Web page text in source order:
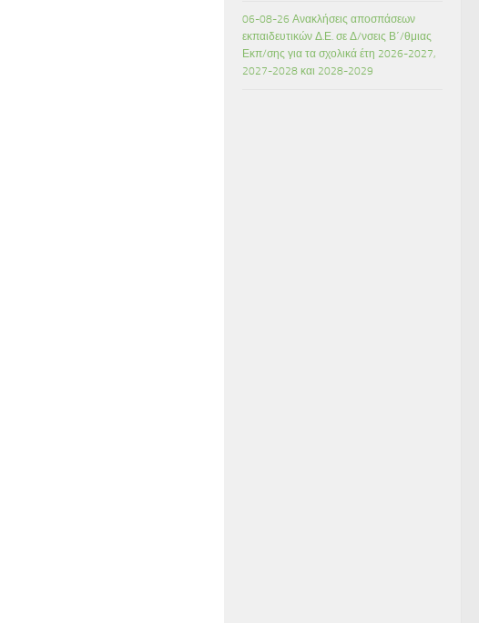
06-08-26 Ανακλήσεις αποσπάσεων
εκπαιδευτικών Δ.Ε. σε Δ/νσεις Β΄/θμιας
Εκπ/σης για τα σχολικά έτη 2026-2027,
2027-2028 και 2028-2029